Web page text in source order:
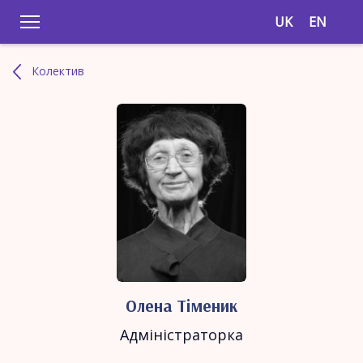
UK EN
Колектив
Олена Тіменик
Адміністраторка